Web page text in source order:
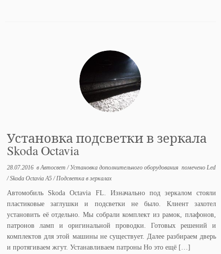
Установка подсветки в зеркала
Skoda Octavia
28.07.2016 вАвтосвет/ Установка дополнительного оборудования помечено Led
/Skoda Octavia A5/ Подсветка в зеркалах
Автомобиль Skoda Octavia FL. Изначально под зеркалом стояли
пластиковые заглушки и подсветки не было. Клиент захотел
установить её отдельно. Мы собрали комплект из рамок, плафонов,
патронов ламп и оригинальной проводки. Готовых решений и
комплектов для этой машины не существует. Далее разбираем дверь
и протягиваем жгут. Устанавливаем патроны Но это ещё […]